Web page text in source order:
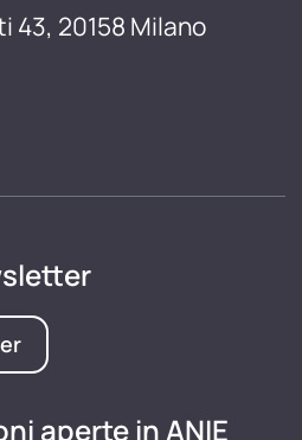
43, 20158 Milano
aperte in ANIE